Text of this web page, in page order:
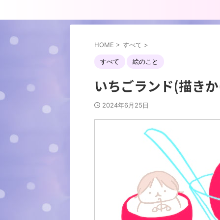
HOME > すべて >
すべて 絵のこと
いちごランド(描き
2024年6月25日